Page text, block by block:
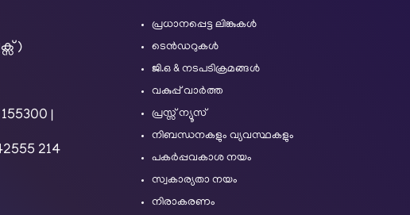
|
214
പ്രധാനപ്പെട്ട ലിങ്കുകൾ
ടെൻഡറുകൾ
ജി.ഒ & നടപടിക്രമങ്ങൾ
വകുപ്പ് വാർത്ത
പ്രസ്സ് ന്യൂസ്
നിബന്ധനകളും വ്യവസ്ഥകളും
പകർപ്പവകാശ നയം
സ്വകാര്യതാ നയം
നിരാകരണം